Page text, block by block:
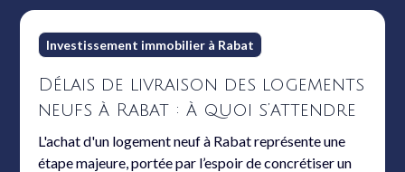
expose les enjeux et apporte des réponses concrètes
aux questions fréquentes des propriétaires.
Investissement immobilier à Rabat
Délais de livraison des logements
neufs à Rabat : à quoi s’attendre
L'achat d'un logement neuf à Rabat représente une
étape majeure, portée par l’espoir de concrétiser un